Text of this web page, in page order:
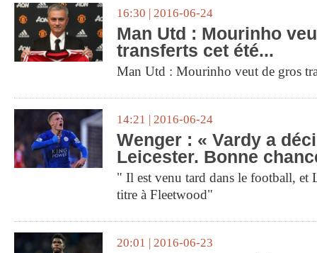
16:30 | 2016-06-24
Man Utd : Mourinho
transferts cet été...
Man Utd : Mourinho veut de gros
14:21 | 2016-06-24
Wenger : « Vardy a
Leicester. Bonne
" Il est venu tard dans le football, et
titre à Fleetwood"
20:01 | 2016-06-23